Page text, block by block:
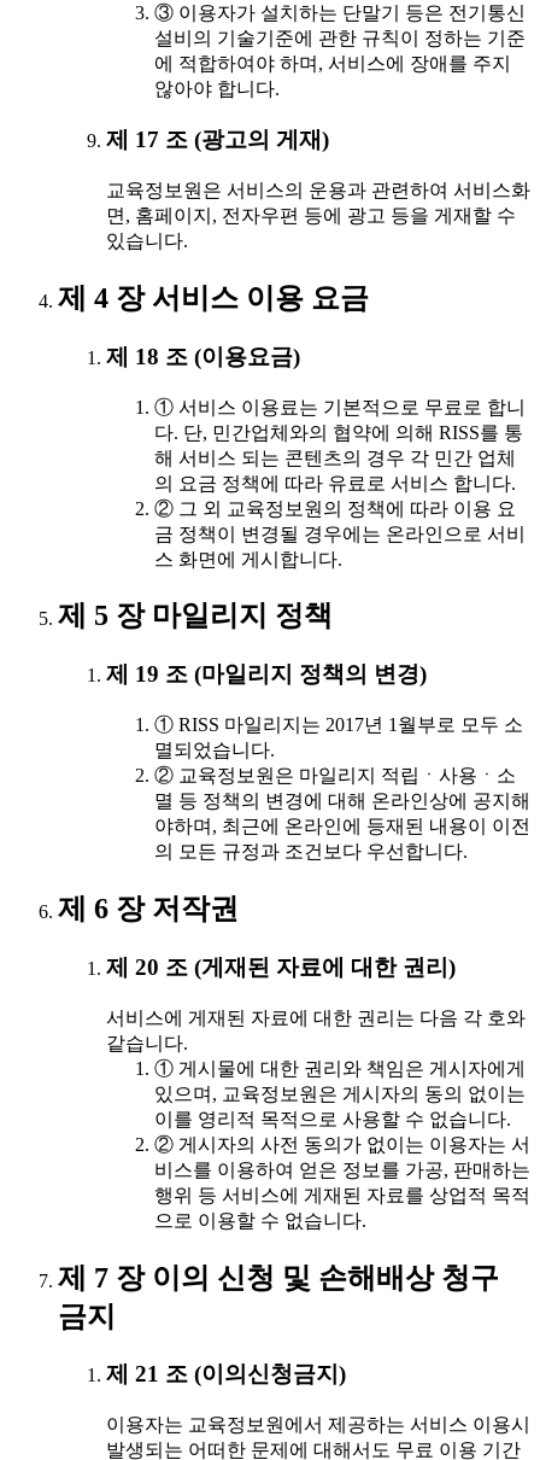
③ 이용자가 설치하는 단말기 등은 전기통신
설비의 기술기준에 관한 규칙이 정하는 기준
에 적합하여야 하며, 서비스에 장애를 주지
않아야 합니다.
제 17 조 (광고의 게재)
교육정보원은 서비스의 운용과 관련하여 서비스화
면, 홈페이지, 전자우편 등에 광고 등을 게재할 수
있습니다.
제 4 장 서비스 이용 요금
제 18 조 (이용요금)
① 서비스 이용료는 기본적으로 무료로 합니
다. 단, 민간업체와의 협약에 의해 RISS를 통
해 서비스 되는 콘텐츠의 경우 각 민간 업체
의 요금 정책에 따라 유료로 서비스 합니다.
② 그 외 교육정보원의 정책에 따라 이용 요
금 정책이 변경될 경우에는 온라인으로 서비
스 화면에 게시합니다.
제 5 장 마일리지 정책
제 19 조 (마일리지 정책의 변경)
① RISS 마일리지는 2017년 1월부로 모두 소
멸되었습니다.
② 교육정보원은 마일리지 적립ㆍ사용ㆍ소
멸 등 정책의 변경에 대해 온라인상에 공지해
야하며, 최근에 온라인에 등재된 내용이 이전
의 모든 규정과 조건보다 우선합니다.
제 6 장 저작권
제 20 조 (게재된 자료에 대한 권리)
서비스에 게재된 자료에 대한 권리는 다음 각 호와
같습니다.
① 게시물에 대한 권리와 책임은 게시자에게
있으며, 교육정보원은 게시자의 동의 없이는
이를 영리적 목적으로 사용할 수 없습니다.
② 게시자의 사전 동의가 없이는 이용자는 서
비스를 이용하여 얻은 정보를 가공, 판매하는
행위 등 서비스에 게재된 자료를 상업적 목적
으로 이용할 수 없습니다.
제 7 장 이의 신청 및 손해배상 청구
금지
제 21 조 (이의신청금지)
이용자는 교육정보원에서 제공하는 서비스 이용시
발생되는 어떠한 문제에 대해서도 무료 이용 기간